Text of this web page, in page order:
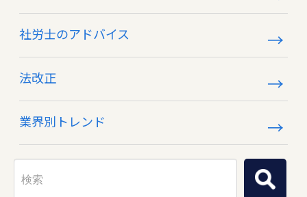
社労士のアドバイス
法改正
業界別トレンド